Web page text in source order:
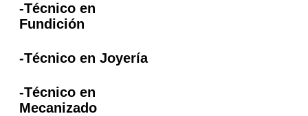
-Técnico en
Fundición
-Técnico en Joyería
-Técnico en
Mecanizado